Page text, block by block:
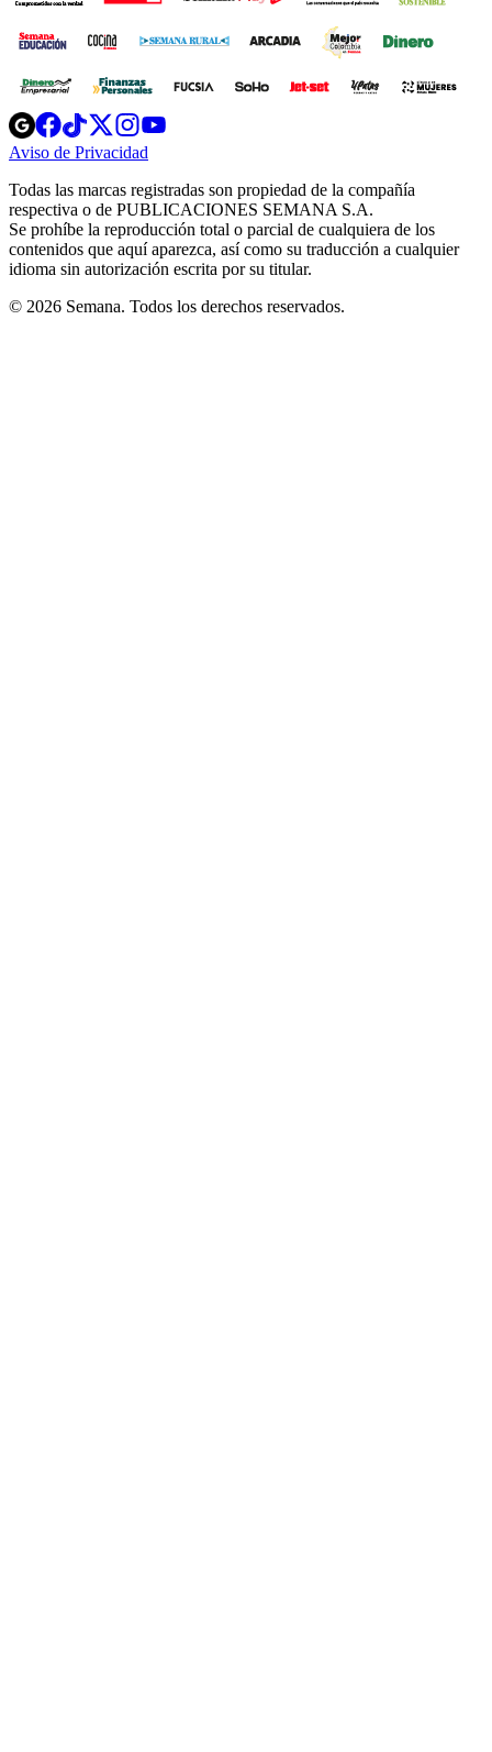
Opens
in
new
Opens
in
new
Opens
in
new
window
Opens
new
windowwindow
Aviso de Privacidad
new
window
Todas las marcas registradas son propiedad de la compañía
respectiva o de PUBLICACIONES SEMANA S.A.
Se prohíbe la reproducción total o parcial de cualquiera de los
contenidos que aquí aparezca, así como su traducción a cualquier
idioma sin autorización escrita por su titular.
© 2026 Semana. Todos los derechos reservados.